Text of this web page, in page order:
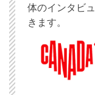
体のインタビ
きます。